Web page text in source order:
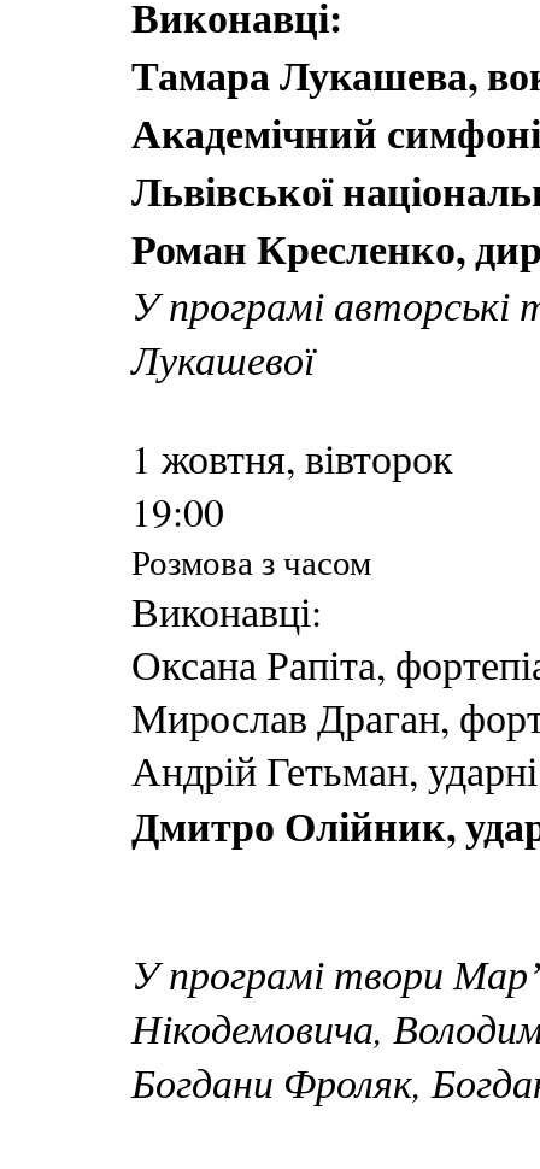
Виконавці:
Тамара Лукашева,
Академічний
Львівської
Роман Кресленко,
У програмі
Лукашевої
1 жовтня, вівторок
19:00
Розмова з часом
Виконавці:
Оксана Рапіта,
Мирослав Драган,
Андрій Гетьман, ударні
Дмитро Олійник,
У програмі твори
Нікодемовича,
Богдани Фроляк,